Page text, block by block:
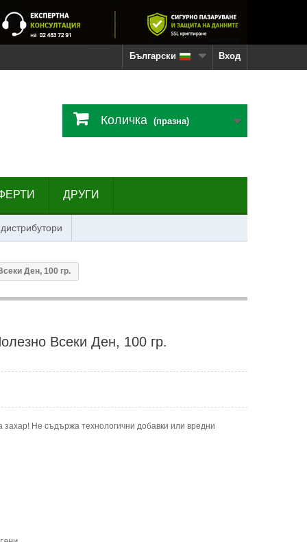
Вход
Български
Количка (празна)
ДРУГИ
Ден, 100 гр.
Всеки Ден, 100 гр.
Не съдържа технологични добавки или вредни